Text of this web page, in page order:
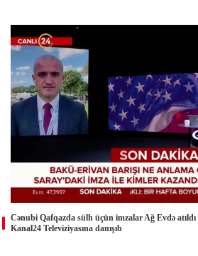
Cənubi Qafqazda sülh üçün imzalar Ağ Evdə
Kanal24 Televiziyasına danışıb